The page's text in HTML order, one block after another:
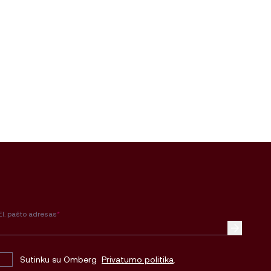
pašto adresas*
Sutinku su Omberg Privatumo politika.